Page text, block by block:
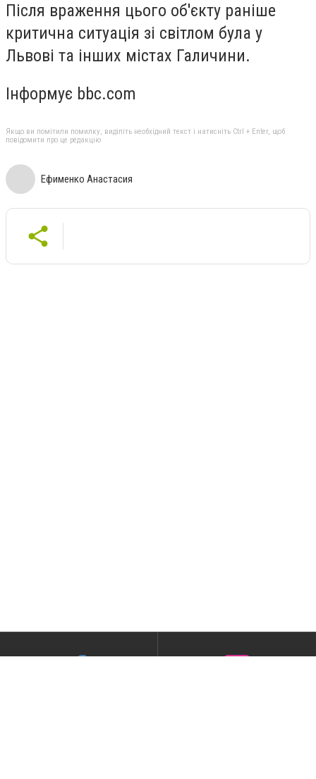
Після враження цього об'єкту раніше
критична ситуація зі світлом була у
Львові та інших містах Галичини.
Інформує bbc.com
Якщо ви помітили помилку, виділіть необхідний текст і натисніть Ctrl + Enter, щоб
повідомити про це редакцію
Ефименко Анастасия